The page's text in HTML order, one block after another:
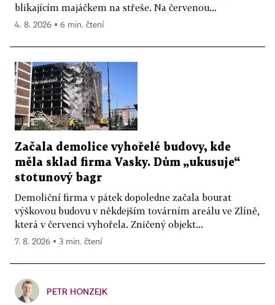
blikajícím majáčkem na střeše. Na červenou...
4. 8. 2026 ▪ 6 min. čtení
Začala demolice vyhořelé budovy, kde
měla sklad firma Vasky. Dům „ukusuje“
stotunový bagr
Demoliční firma v pátek dopoledne začala bourat
výškovou budovu v někdejším továrním areálu ve Zlíně,
která v červenci vyhořela. Zničený objekt...
7. 8. 2026 ▪ 3 min. čtení
PETR HONZEJK